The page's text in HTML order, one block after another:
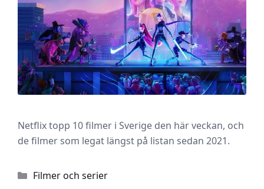
Netflix topp 10 filmer i Sverige den här veckan, och
de filmer som legat längst på listan sedan 2021.
Kategorier
Filmer och serier